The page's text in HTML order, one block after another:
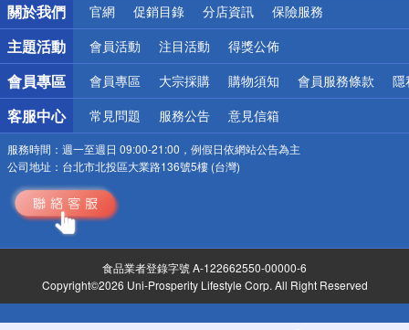
偏遠地區配送
詐騙網頁！請小心！
關於我們
官網 促銷目錄 分店資訊 保險服務
主題活動 會員活動 注目活動 得獎公佈
會員專區 會員專區 大宗採購 購物須知 會員服務條款 隱
客服中心 常見問題 服務公告 意見信箱
服務時間： 週一至週日 09:00-21:00，例假日依網站公告為主
公司地址： 台北市北投區大業路136號5樓 (台灣)
食品業者登錄字號 A-122662550-00000-6
Copyright©2026 Uni-Prosperity Lifestyle Corp. All Right Reserved